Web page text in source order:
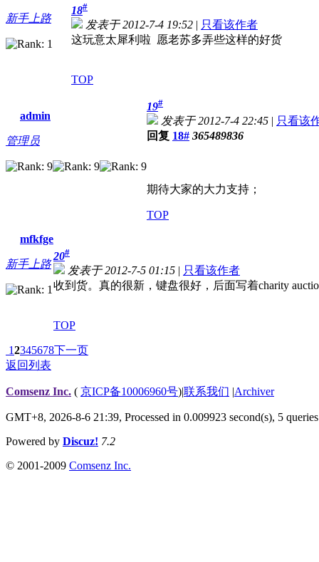
新手上路
18#
发表于 2012-7-4 19:52 | 只看该作者
这玩意太犀利啦 愿老苏多弄些这样的好货
TOP
admin
管理员
19#
发表于 2012-7-4 22:45 | 只看该
回复 18# 365489836
期待大家的大力支持；
TOP
mfkfge
新手上路
20#
发表于 2012-7-5 01:15 | 只看该作者
收到货。真的很新，键盘很好，后面写着charity
TOP
12345678下一页
返回列表
Comsenz Inc. ( 京ICP备10006960号)|联系我们 |Archiver
GMT+8, 2026-8-6 21:39, Processed in 0.009923 second(s), 5 queries
Powered by Discuz! 7.2
© 2001-2009 Comsenz Inc.